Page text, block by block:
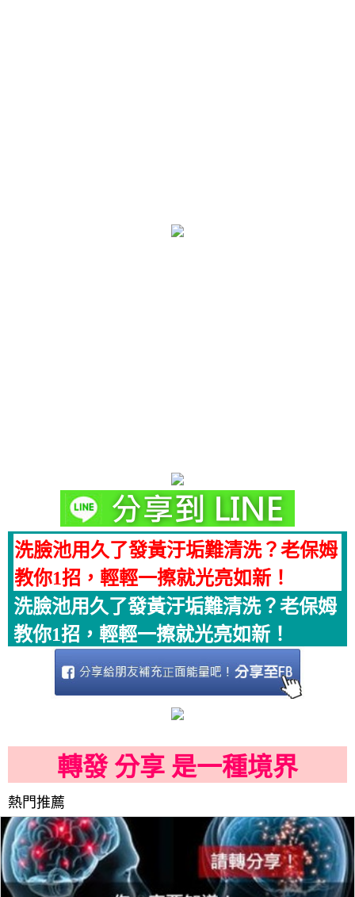
洗臉池用久了發黃汙垢難清洗？老保姆
教你1招，輕輕一擦就光亮如新！
洗臉池用久了發黃汙垢難清洗？老保姆
教你1招，輕輕一擦就光亮如新！
轉發 分享 是一種境界
熱門推薦